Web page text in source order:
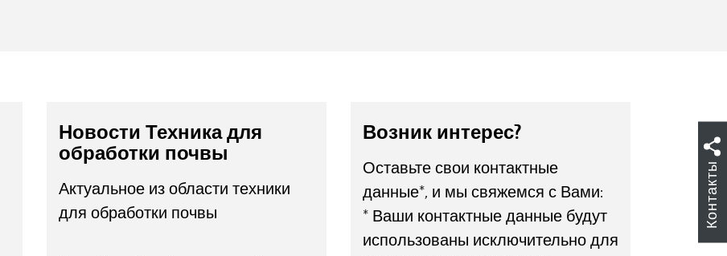
Новости Техника для
обработки почвы
Актуальное из области техники
для обработки почвы
Возник интерес?
Оставьте свои контактные
данные*, и мы свяжемся с Вами:
* Ваши контактные данные будут
использованы исключительно для
Контакты